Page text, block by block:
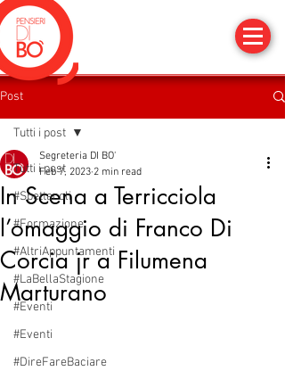
Post
Tutti i post
#Spettacoli
#Formazione
#AltriAppuntamenti
#LaBellaStagione
#Eventi
#Eventi
#DireFareBaciare
Tutti i post
In Scena a Terricciola
l’omaggio di Franco Di
Corcia jr a Filumena
Marturano
Segreteria DI BO'
Feb 7, 2023 2 min read